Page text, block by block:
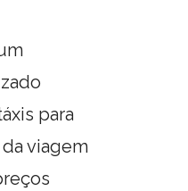
para
viagem